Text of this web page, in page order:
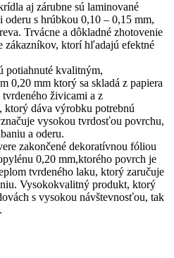
aj zárubne sú laminované
s hrúbkou 0,10 – 0,15 mm,
Trvácne a dôkladné zhotovenie
zákazníkov, ktorí hľadajú efektné
potiahnuté kvalitným,
0,20 mm ktorý sa skladá z papiera
živicami a z
ktorý dáva výrobku potrebnú
vysokou tvrdosťou povrchu,
a oderu.
zakončené dekoratívnou fóliou
0,20 mm,ktorého povrch je
tvrdeného laku, ktorý zaručuje
Vysokokvalitný produkt, ktorý
s vysokou návštevnosťou, tak